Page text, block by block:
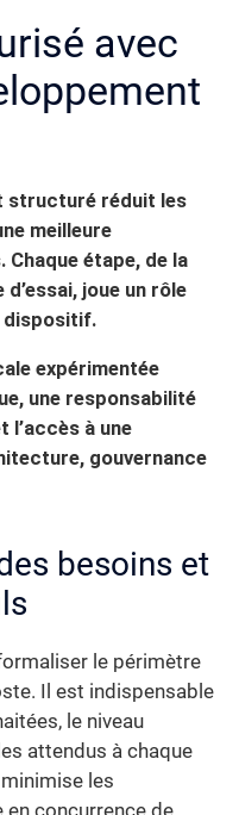
avec
structuré réduit les
meilleure
étape, de la
joue un rôle
dispositif.
expérimentée
une responsabilité
à une
gouvernance
besoins et
le périmètre
Il est indispensable
le niveau
attendus à chaque
les